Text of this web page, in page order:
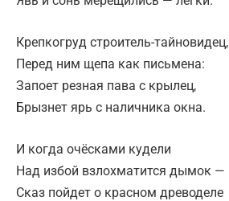
Крепкогруд строитель-тайновидец,
Перед ним щепа как письмена:
Запоет резная пава с крылец,
Брызнет ярь с наличника окна.
И когда очёсками кудели
Над избой взлохматится дымок —
Сказ пойдет о красном древоделе